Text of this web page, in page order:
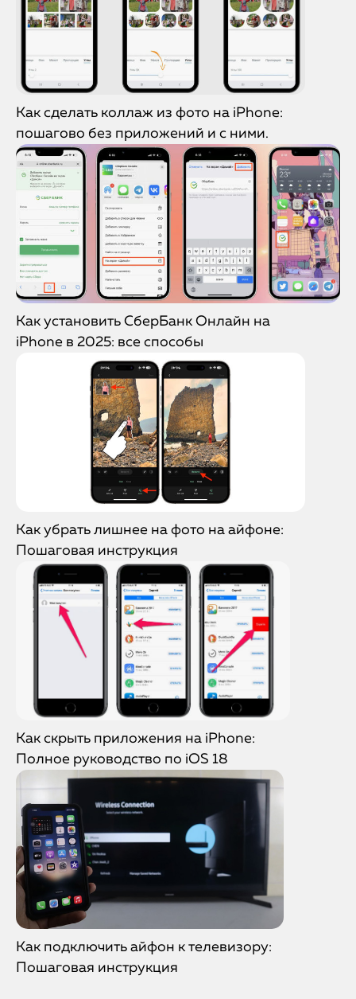
Как сделать коллаж из фото на iPhone:
пошагово без приложений и с ними.
Как установить СберБанк Онлайн на
iPhone в 2025: все способы
Как убрать лишнее на фото на айфоне:
Пошаговая инструкция
Как скрыть приложения на iPhone:
Полное руководство по iOS 18
Как подключить айфон к телевизору:
Пошаговая инструкция